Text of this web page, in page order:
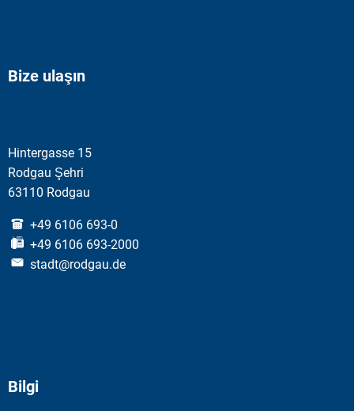
Bize ulaşın
Hintergasse 15
Rodgau Şehri
63110 Rodgau
+49 6106 693-0
+49 6106 693-2000
stadt@rodgau.de
Bilgi